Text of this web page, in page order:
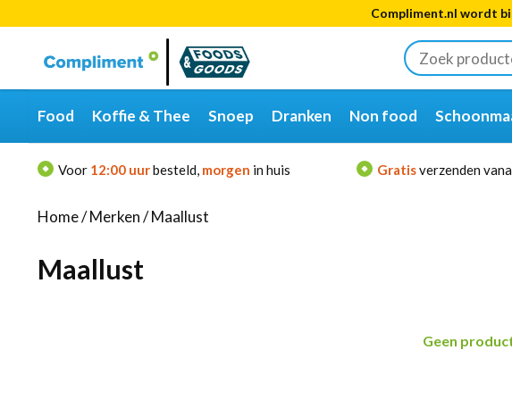
Compliment.nl wordt
Zoeken
naar:
Categorieën
Merken
Food Koffie & Thee Snoep Dranken Non food
Voor 12:00 uurbesteld, morgen in huis Gratisverzenden
Home/Merken/Maallust
Maallust
Geen